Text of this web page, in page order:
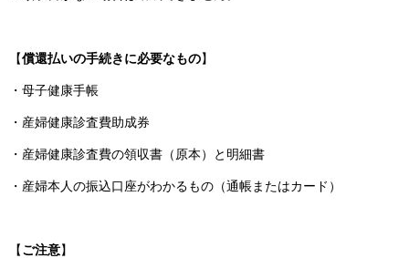
【償還払いの手続きに必要なもの】
・母子健康手帳
・産婦健康診査費助成券
・産婦健康診査費の領収書（原本）と明細書
・産婦本人の振込口座がわかるもの（通帳またはカード）
【 ご注意】